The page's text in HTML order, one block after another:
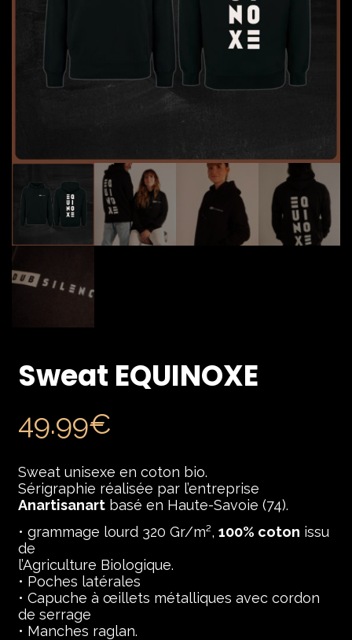
Sweat EQUINOXE
49.99€
Sweat unisexe en coton bio.
Sérigraphie réalisée par l’entreprise
Anartisanart basé en Haute-Savoie (74).
• grammage lourd 320 Gr/m²,100% coton issu
de
l’Agriculture Biologique.
• Poches latérales
• Capuche à œillets métalliques avec cordon
de serrage
• Manches raglan.